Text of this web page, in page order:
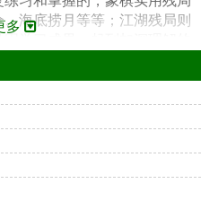
海底捞月等等；江湖残局则
建议不必花太多时间去研
用不大，在这一部分学习中
一部分里，棋友可以先在棋
残局破解方法，可以达到事
多